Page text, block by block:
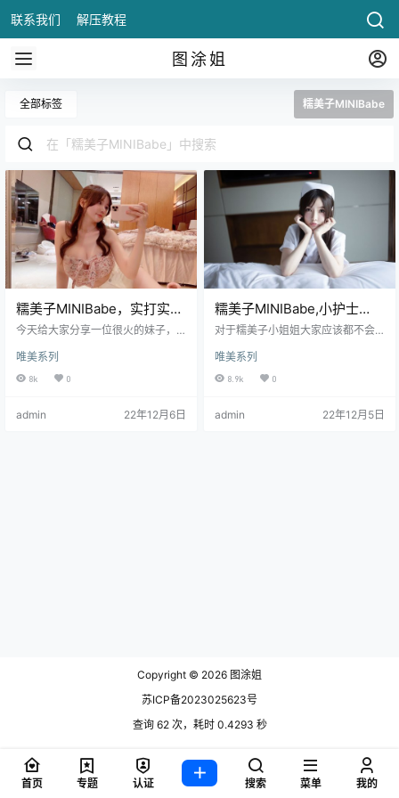
联系我们 解压教程
图涂姐
全部标签 糯美子MINIBabe
糯美子MINIBabe，实打实的
宠粉
今天给大家分享一位很火的妹子，
的，以前也分享过一篇关于她的文
章——糯美子在线迎宾 ，相信很多
所以今天就来给大家好好.
唯美系列
8k 0
admin 22年12月6日
糯美子MINIBabe,小护士
装，非常萝莉
对于糯美子小姐姐大家应该都不会
这是一位集天使的脸蛋和魔鬼身材
于一体的.
唯美系列
8.9k 0
admin 22年12月5日
Copyright © 2026 图涂姐
苏ICP备2023025623号
查询 62 次，耗时 0.4293 秒
首页 专题 认证 搜索 菜单 我的